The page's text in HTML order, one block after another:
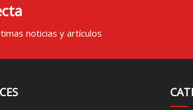
noticias y artículos